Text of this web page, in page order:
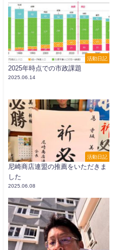
活動日記
2025年時点での市政課題
2025.06.14
活動日記
尼崎商店連盟の推薦をいただきま
した
2025.06.08